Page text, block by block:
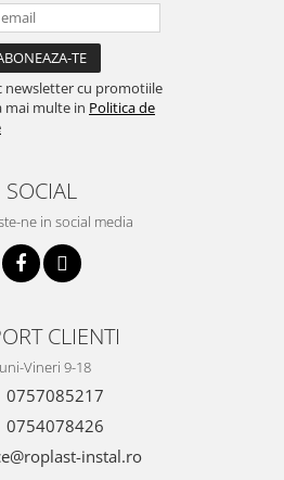
CU APA
newsletter cu promotiile
mai multe in Politica de
SOCIAL
ne in social media
CLIENTI
Vineri 9-18
0757085217
0754078426
instal.ro